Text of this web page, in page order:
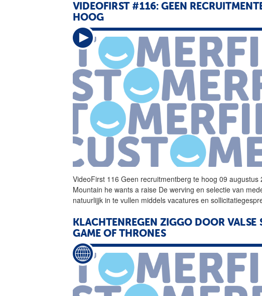
VIDEOFIRST #116: GEEN
HOOG
VideoFirst 116 Geen recruitmentberg te hoog 09 augustus
Mountain he wants a raise De werving en selectie van
natuurlijjk in te vullen middels vacatures en
KLACHTENREGEN ZIGGO DOOR VALSE
GAME OF THRONES